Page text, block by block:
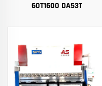
60T1600 DA53T